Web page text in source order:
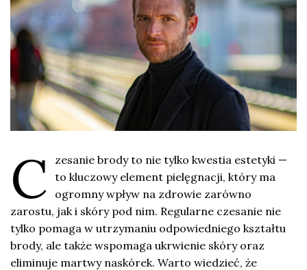
C
zesanie brody to nie tylko kwestia estetyki —
to kluczowy element pielęgnacji, który ma
ogromny wpływ na zdrowie zarówno
zarostu, jak i skóry pod nim. Regularne czesanie nie
tylko pomaga w utrzymaniu odpowiedniego kształtu
brody, ale także wspomaga ukrwienie skóry oraz
eliminuje martwy naskórek. Warto wiedzieć, że